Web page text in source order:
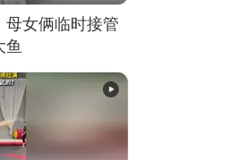
母女俩临时接管
鱼